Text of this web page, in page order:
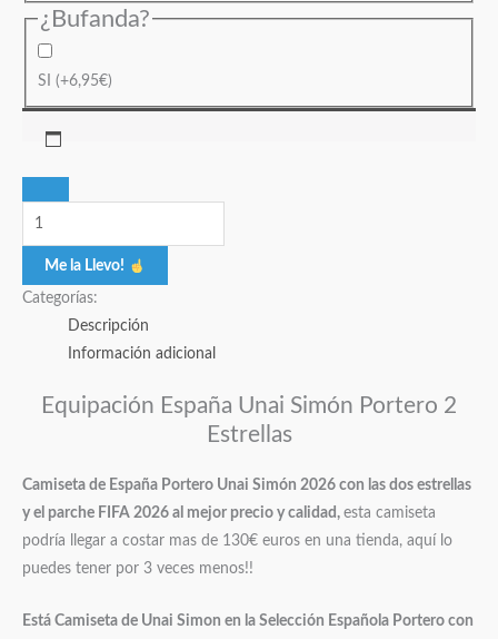
¿Bufanda?
SI(+6,95€)
Me la Llevo!
Categorías:
Descripción
Información adicional
Equipación España Unai Simón Portero 2
Estrellas
Camiseta de España Portero Unai Simón 2026 con las dos estrellas
y el parche FIFA 2026 al mejor precio y calidad, esta camiseta
podría llegar a costar mas de 130€ euros en una tienda, aquí lo
puedes tener por 3 veces menos!!
Está Camiseta de Unai Simon en la Selección Española Portero con